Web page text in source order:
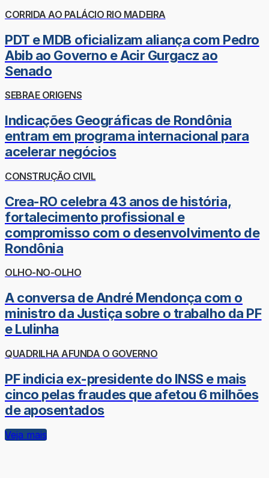
CORRIDA AO PALÁCIO RIO MADEIRA
PDT e MDB oficializam aliança com Pedro
Abib ao Governo e Acir Gurgacz ao
Senado
SEBRAE ORIGENS
Indicações Geográficas de Rondônia
entram em programa internacional para
acelerar negócios
CONSTRUÇÃO CIVIL
Crea-RO celebra 43 anos de história,
fortalecimento profissional e
compromisso com o desenvolvimento de
Rondônia
OLHO-NO-OLHO
A conversa de André Mendonça com o
ministro da Justiça sobre o trabalho da PF
e Lulinha
QUADRILHA AFUNDA O GOVERNO
PF indicia ex-presidente do INSS e mais
cinco pelas fraudes que afetou 6 milhões
de aposentados
Veja mais